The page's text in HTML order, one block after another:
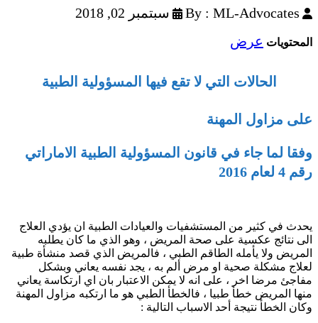
By : ML-Advocates سبتمبر 02, 2018
المحتويات عرض
الحالات التي لا تقع فيها المسؤولية الطبية
على مزاول المهنة
وفقا لما جاء في قانون المسؤولية الطبية الاماراتي
رقم 4 لعام 2016
يحدث في كثير من المستشفيات والعيادات الطبية ان يؤدي العلاج
الى نتائج عكسية على صحة المريض ، وهو الذي ما كان يطلبه
المريض ولا يأمله الطاقم الطبي ، فالمريض الذي قصد منشأة طبية
لعلاج مشكلة صحية او مرض ألم به ، يجد نفسه يعاني وبشكل
مفاجئ مرضا اخر ، على انه لا يمكن الاعتبار بان اي ارتكاسة يعاني
منها المريض خطأ طبيا ، فالخطأ الطبي هو ما ارتكبه مزاول المهنة
وكان الخطأ نتيجة أحد الاسباب التالية :